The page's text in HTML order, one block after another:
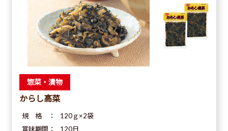
惣菜・漬物
からし高菜
規 格 ：
120ｇ×2袋
賞味期間：
120日